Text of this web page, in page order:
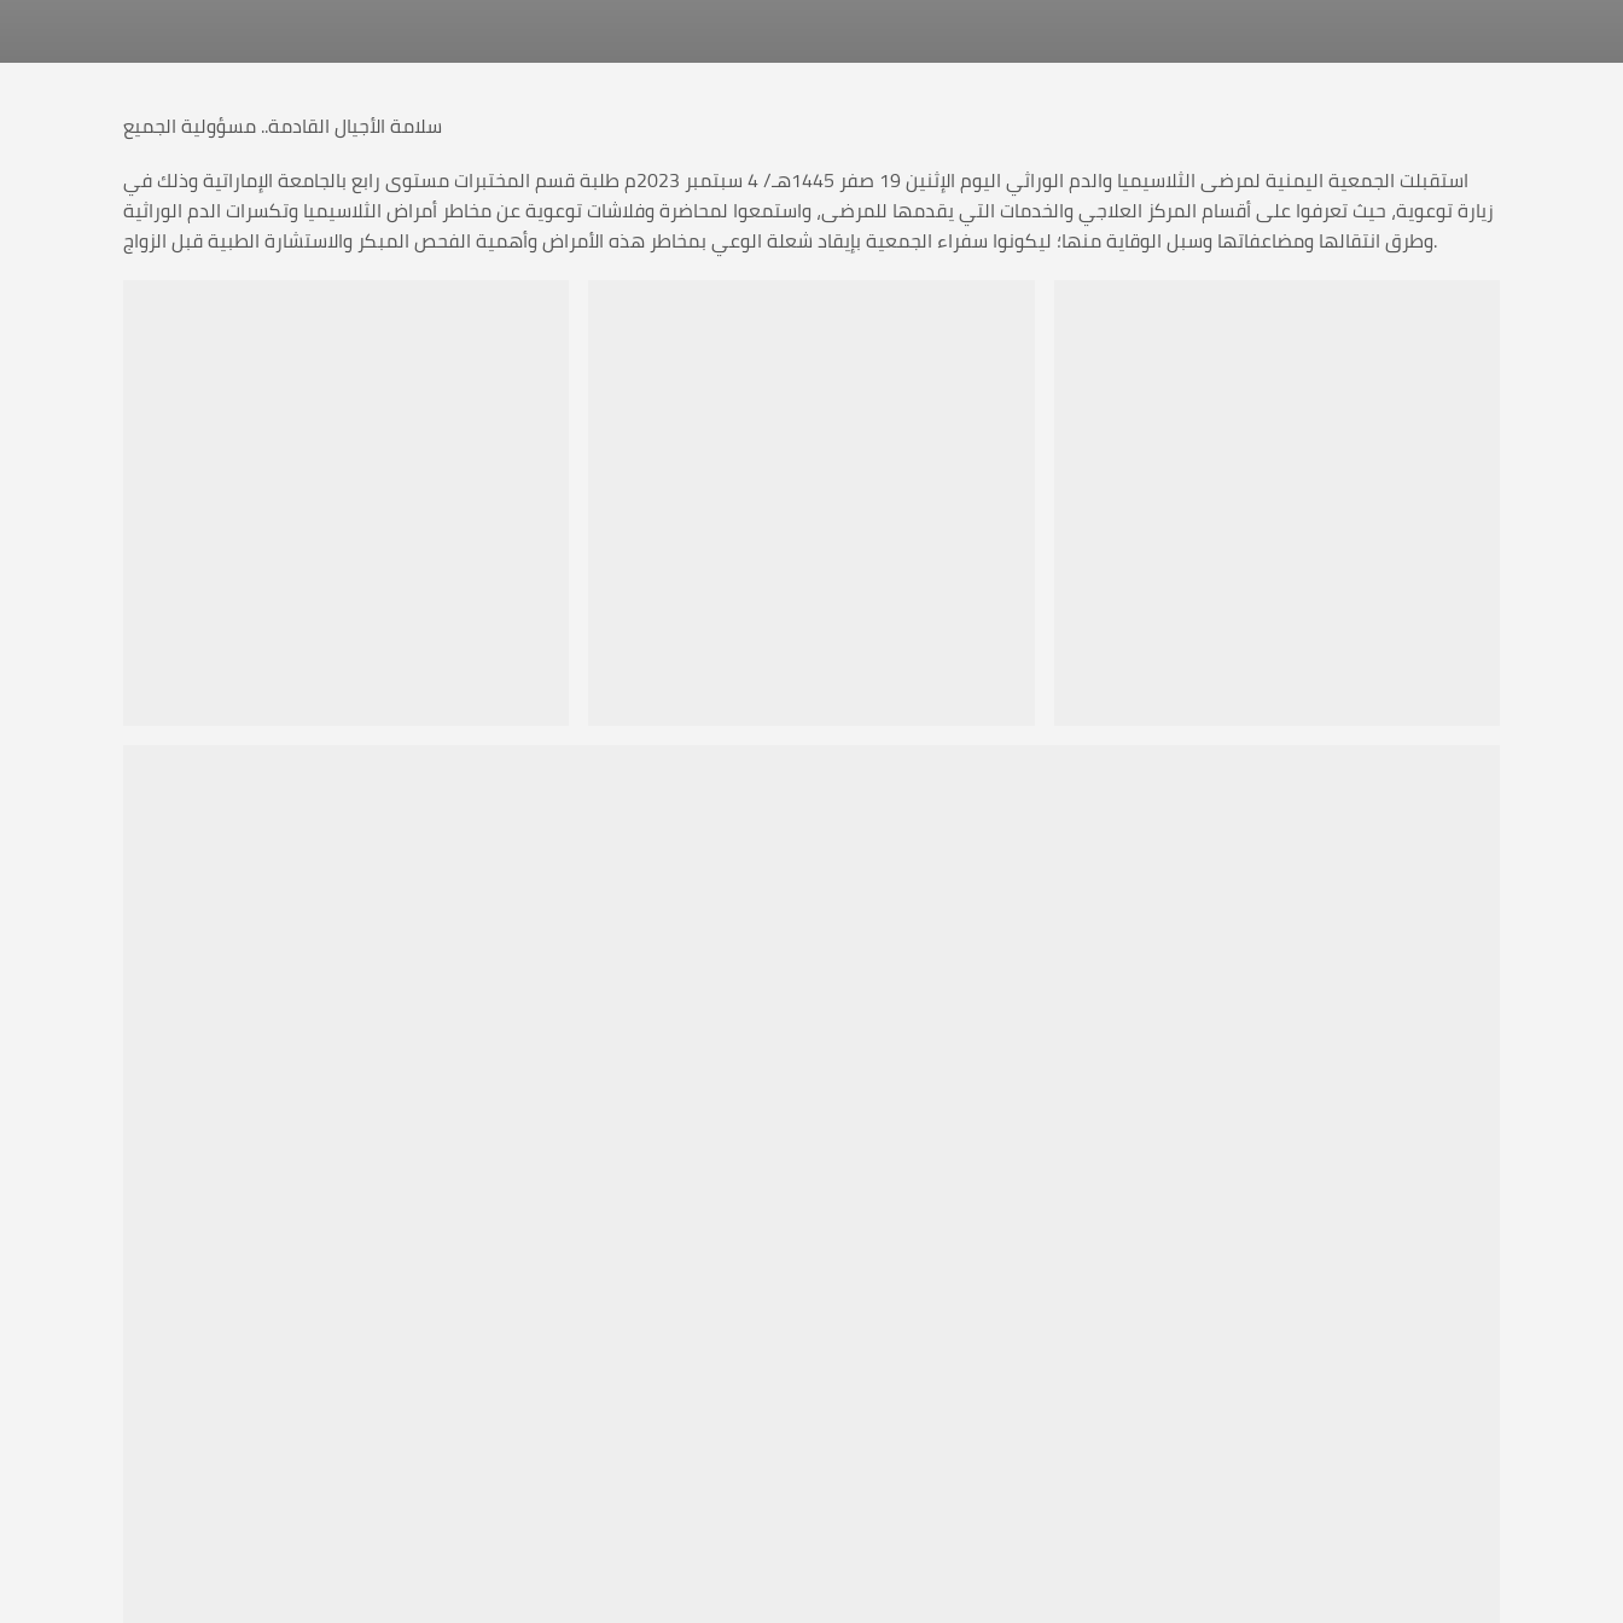
سلامة الأجيال القادمة.. مسؤولية الجميع
استقبلت الجمعية اليمنية لمرضى الثلاسيميا والدم الوراثي اليوم الإثنين 19 صفر 1445هـ/ 4 سبتمبر 2023م طلبة قسم المختبرات مستوى رابع بالجامعة الإماراتية وذلك في
زيارة توعوية، حيث تعرفوا على أقسام المركز العلاجي والخدمات التي يقدمها للمرضى، واستمعوا لمحاضرة وفلاشات توعوية عن مخاطر أمراض الثلاسيميا وتكسرات الدم الوراثية
وطرق انتقالها ومضاعفاتها وسبل الوقاية منها؛ ليكونوا سفراء الجمعية بإيقاد شعلة الوعي بمخاطر هذه الأمراض وأهمية الفحص المبكر والاستشارة الطبية قبل الزواج.